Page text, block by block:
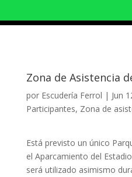
Zona de Asistencia
por Escudería Ferrol | Jun
Participantes, Zona de
Está previsto un único
el Aparcamiento del
será utilizado asimismo